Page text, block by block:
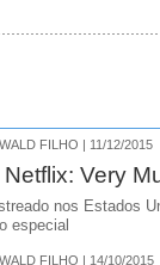
FILHO | 11/12/2015
Very
nos Estados
especial
FILHO | 14/10/2015